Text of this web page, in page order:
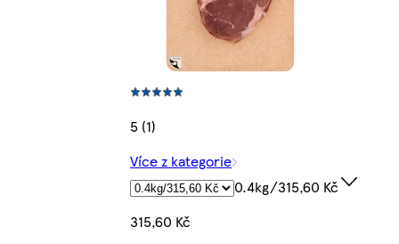
5 (1)
Více z kategorie
0.4kg/315,60 Kč
315,60 Kč